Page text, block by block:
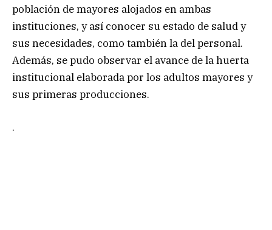
población de mayores alojados en ambas
instituciones, y así conocer su estado de salud y
sus necesidades, como también la del personal.
Además, se pudo observar el avance de la huerta
institucional elaborada por los adultos mayores y
sus primeras producciones.
.